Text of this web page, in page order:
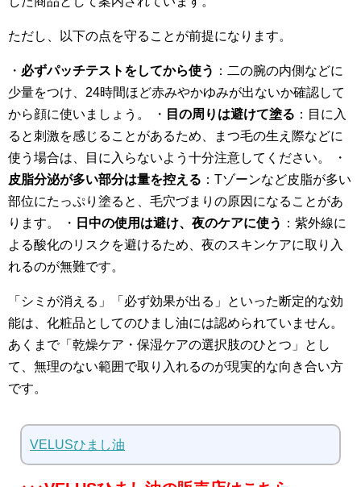
ただし、以下の点を守ることが前提になります。
・ 必ずパッチテストをしてから使う ：二の腕の内側などに
少量をつけ、24時間ほど赤みやかゆみが出ないか確認して
から顔に使いましょう。 ・ 目の周りは避けて塗る ：目に入
ると刺激を感じることがあるため、まつ毛の生え際などに
使う場合は、目に入らないよう十分注意してください。 ・
皮脂分泌が多い部分は量を控える ：Tゾーンなど皮脂が多い
部位にたっぷり塗ると、毛穴づまりの原因になることがあ
ります。 ・ 日中の使用は避け、夜のケアに使う ：紫外線に
よる酸化のリスクを避けるため、夜のスキンケアに取り入
れるのが無難です。
「シミが消える」「必ず効果が出る」といった断定的な効
能は、化粧品としてのひまし油には認められていません。
あくまで「乾燥ケア・保湿ケアの選択肢のひとつ」とし
て、無理のない範囲で取り入れるのが現実的な向き合い方
です。
VELUSひまし油